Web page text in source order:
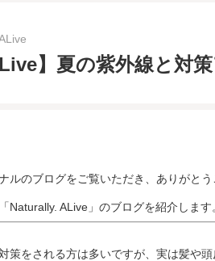
】夏の紫外線と対
ルのブログをご覧いただき、ありがとう
Naturally. ALive」のブログを紹介します
策をされる方は多いですが、実は髪や